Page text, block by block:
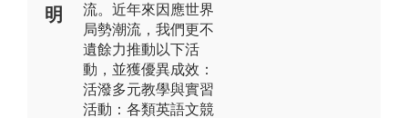
明
流。近年來因應世界
局勢潮流，我們更不
遺餘力推動以下活
動，並獲優異成效：
活潑多元教學與實習
活動：各類英語文競